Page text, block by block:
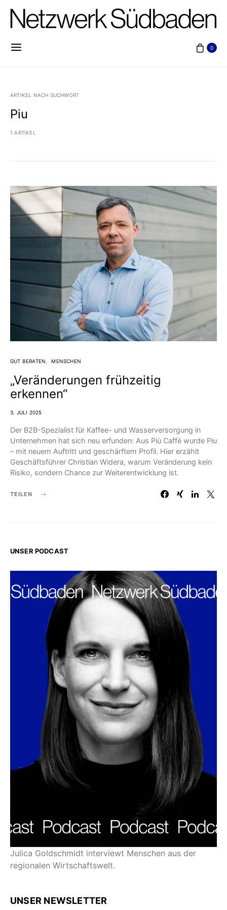
0
ARTIKEL NACH SUCHWORT
Piu
1 ARTIKEL
GUT BERATEN MENSCHEN
„Veränderungen frühzeitig
erkennen“
3. JULI 2025
Der B2B-Spezialist für Kaffee- und Wasserversorgung in
Unternehmen hat sich neu erfunden: Aus Più Caffè wurde Piu
– mit neuem Auftritt und geschärftem Profil. Hier erzählt
Geschäftsführer Christian Widera, warum Veränderung kein
Risiko, sondern Chance zur Weiterentwicklung ist.
TEILEN
UNSER PODCAST
Julica Goldschmidt interviewt Menschen aus der
regionalen Wirtschaftswelt.
UNSER NEWSLETTER